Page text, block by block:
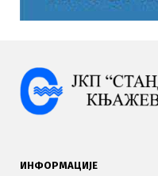
ИНФОРМАЦИЈЕ